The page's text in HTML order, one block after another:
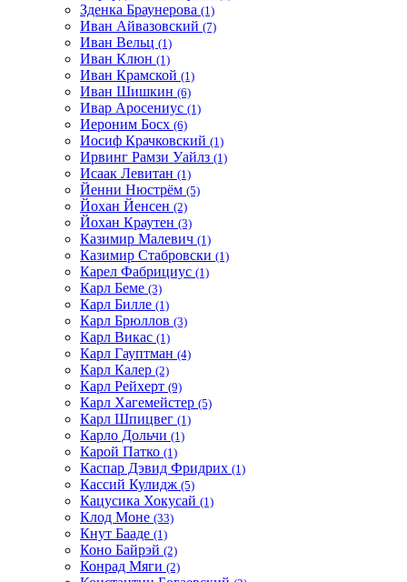
Зденка Браунерова (1)
Иван Айвазовский (7)
Иван Вельц (1)
Иван Клюн (1)
Иван Крамской (1)
Иван Шишкин (6)
Ивар Аросениус (1)
Иероним Босх (6)
Иосиф Крачковский (1)
Ирвинг Рамзи Уайлз (1)
Исаак Левитан (1)
Йенни Нюстрём (5)
Йохан Йенсен (2)
Йохан Краутен (3)
Казимир Малевич (1)
Казимир Стабровски (1)
Карел Фабрициус (1)
Карл Беме (3)
Карл Билле (1)
Карл Брюллов (3)
Карл Викас (1)
Карл Гауптман (4)
Карл Калер (2)
Карл Рейхерт (9)
Карл Хагемейстер (5)
Карл Шпицвег (1)
Карло Дольчи (1)
Карой Патко (1)
Каспар Дэвид Фридрих (1)
Кассий Кулидж (5)
Кацусика Хокусай (1)
Клод Моне (33)
Кнут Бааде (1)
Коно Байрэй (2)
Конрад Мяги (2)